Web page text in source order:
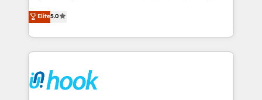
HubSpot partners 🔄 Top 5% globally in client
retention 📅 8+ years of consistent results since 2017
move beyond spreadsheets into unified systems
that drive real business results.
achieve real growth. We specialize in delivering
tailored solutions that drive results by leveraging
HubSpot’s platform and data to fuel success.
Technical Solutions: - HubSpot Technical Consulting -
Onboarding - Data Migration & Integrations -
Technical Audit & Optimization Strategic Solutions: -
Elite5.0